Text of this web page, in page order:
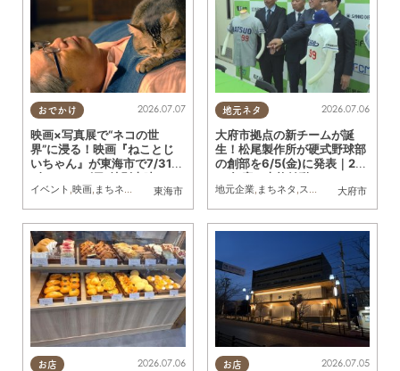
おでかけ
東海市
2026.07.07
映画×写真展で“ネコの世
界”に浸る！映画『ねことじ
いちゃん』が東海市で7/31
(金)～8/16(日)特別上映／ち
たまる広告
イベント 映画 まちネタ ちたまる広告 ペット
地元ネタ
大府市
2026.07.06
大府市拠点の新チームが誕
生！松尾製作所が硬式野球部
の創部を6/5(金)に発表｜20
27年度に本格始動へ
地元企業, まちネタ スポーツ ,KURUTOHP
お店 2026.07.06 お店 2026.07.05